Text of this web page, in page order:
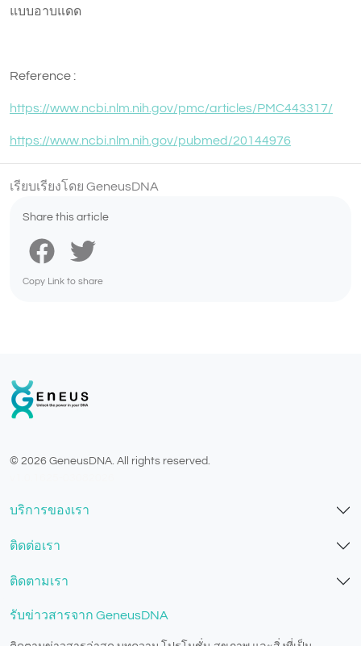
แบบอาบแดด
Reference :
https://www.ncbi.nlm.nih.gov/pmc/articles/PMC443317/
https://www.ncbi.nlm.nih.gov/pubmed/20144976
เรียบเรียงโดย GeneusDNA
Share this article
Copy Link to share
© 2026 GeneusDNA. All rights reserved.
บริการของเรา
ติดต่อเรา
ติดตามเรา
รับข่าวสารจาก GeneusDNA